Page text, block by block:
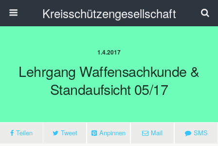
Kreisschützengesellschaft
1.4.2017
Lehrgang Waffensachkunde &
Standaufsicht 05/17
Teilen Tweet Anpinnen Mail SMS